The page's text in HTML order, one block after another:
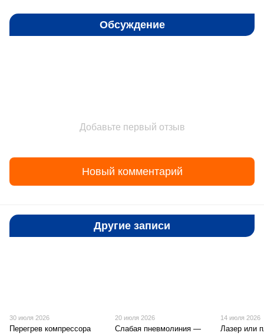
Обсуждение
Добавьте первый отзыв
Новый комментарий
Другие записи
30 июля 2026
Перегрев компрессора
20 июля 2026
Слабая пневмолиния —
14 июля 2026
Лазер или